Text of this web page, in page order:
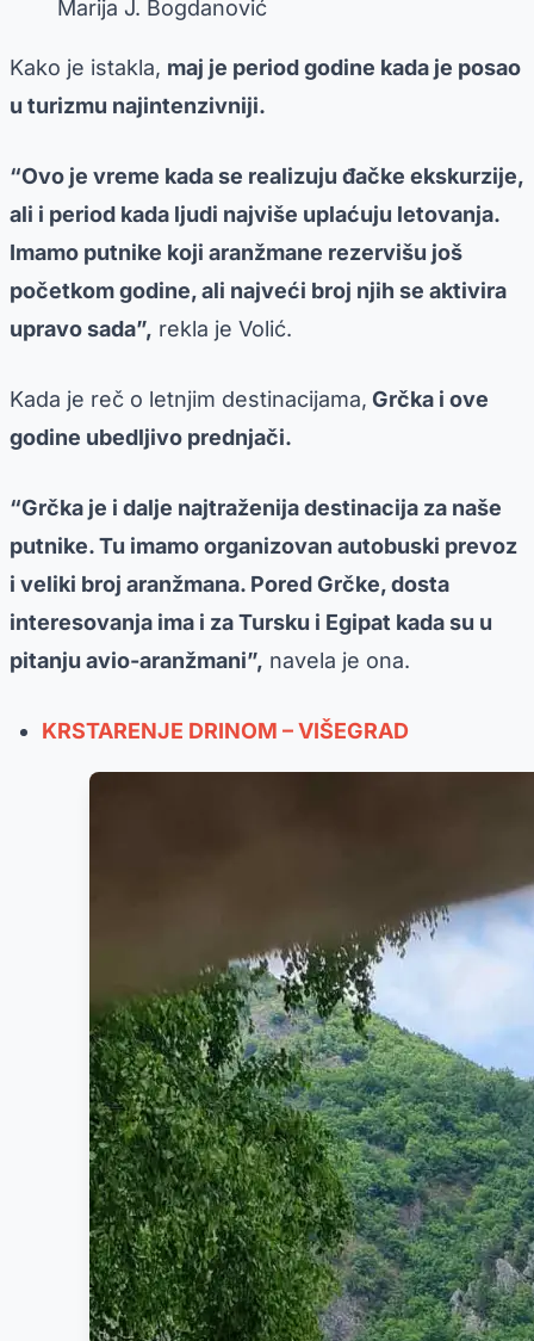
Marija J. Bogdanović
Kako je istakla, maj je period godine kada je posao
u turizmu najintenzivniji.
“Ovo je vreme kada se realizuju đačke ekskurzije,
ali i period kada ljudi najviše uplaćuju letovanja.
Imamo putnike koji aranžmane rezervišu još
početkom godine, ali najveći broj njih se aktivira
upravo sada”, rekla je Volić.
Kada je reč o letnjim destinacijama, Grčka i ove
godine ubedljivo prednjači.
“Grčka je i dalje najtraženija destinacija za naše
putnike. Tu imamo organizovan autobuski prevoz
i veliki broj aranžmana. Pored Grčke, dosta
interesovanja ima i za Tursku i Egipat kada su u
pitanju avio-aranžmani”, navela je ona.
KRSTARENJE DRINOM – VIŠEGRAD